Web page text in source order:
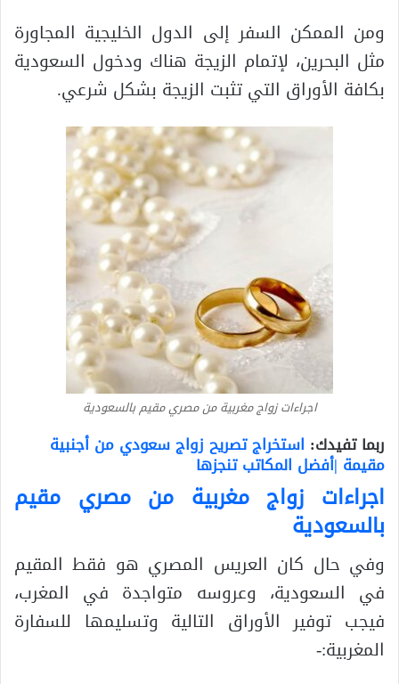
ومن الممكن السفر إلى الدول الخليجية المجاورة
مثل البحرين، لإتمام الزيجة هناك ودخول السعودية
بكافة الأوراق التي تثبت الزيجة بشكل شرعي.
اجراءات زواج مغربية من مصري مقيم بالسعودية
ربما تفيدك: استخراج تصريح زواج سعودي من أجنبية
مقيمة |أفضل المكاتب تنجزها
اجراءات زواج مغربية من مصري مقيم
بالسعودية
وفي حال كان العريس المصري هو فقط المقيم
في السعودية، وعروسه متواجدة في المغرب،
فيجب توفير الأوراق التالية وتسليمها للسفارة
المغربية:-